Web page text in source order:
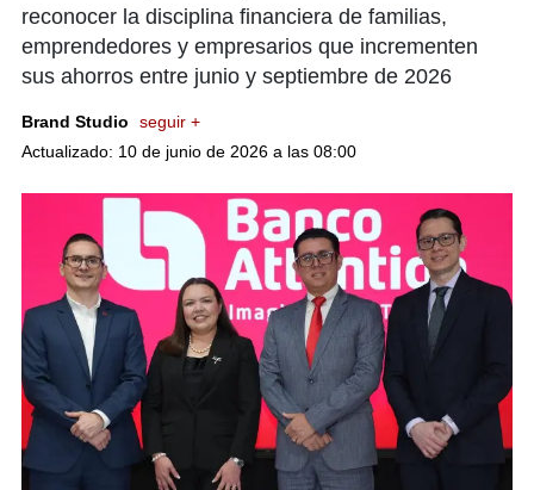
reconocer la disciplina financiera de familias,
emprendedores y empresarios que incrementen
sus ahorros entre junio y septiembre de 2026
Brand Studio
seguir +
Actualizado: 10 de junio de 2026 a las 08:00